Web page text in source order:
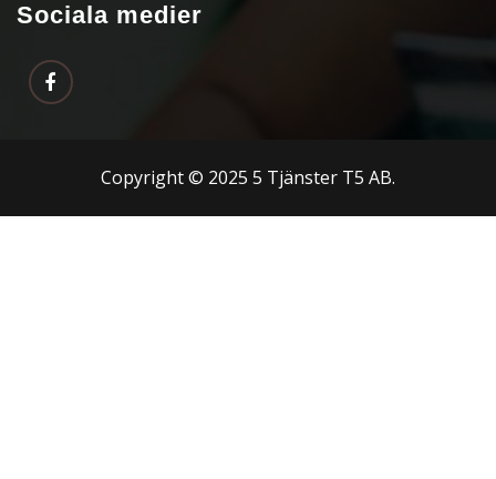
Sociala medier
Copyright © 2025 5 Tjänster T5 AB.